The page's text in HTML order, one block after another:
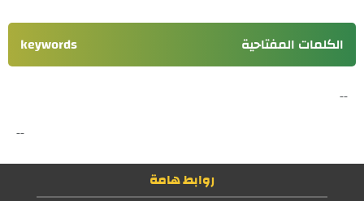
الكلمات المفتاحية keywords
--
--
روابط هامة